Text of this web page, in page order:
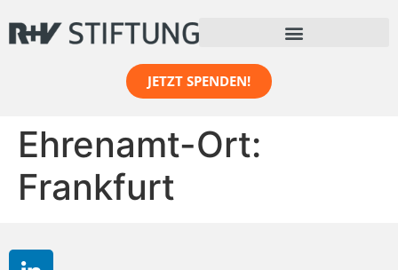
springen
JETZT SPENDEN!
Ehrenamt-Ort:
Frankfurt